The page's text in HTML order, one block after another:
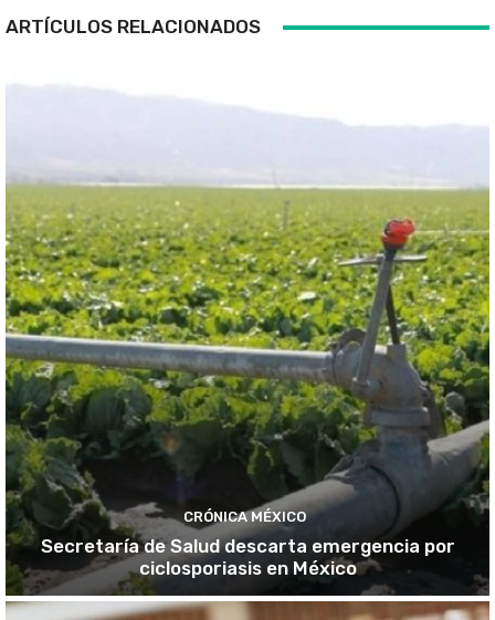
ARTÍCULOS RELACIONADOS
CRÓNICA MÉXICO
Secretaría de Salud descarta emergencia por
ciclosporiasis en México